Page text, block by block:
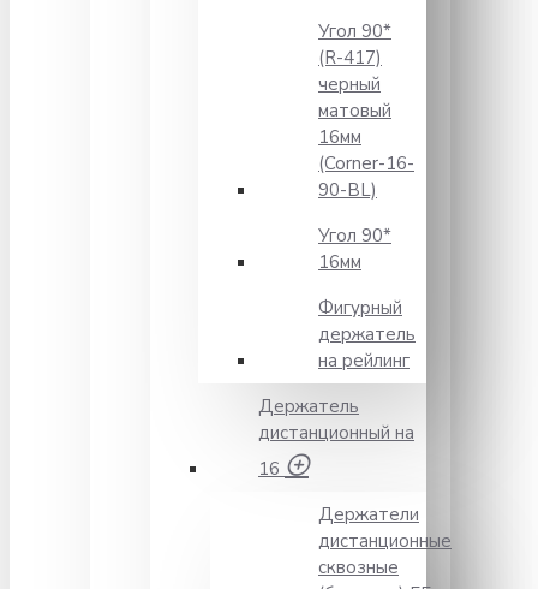
Угол 90*
(R-417)
черный
матовый
16мм
(Corner-16-
90-BL)
Угол 90*
16мм
Фигурный
держатель
на рейлинг
Держатель
дистанционный на
16
Держатели
дистанционные
сквозные